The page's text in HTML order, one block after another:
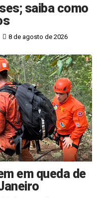
saiba como
8 de agosto de 2026
em queda de